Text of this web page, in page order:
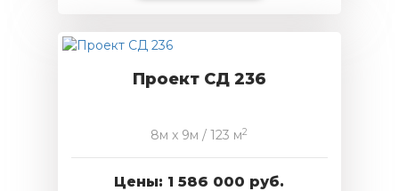
Проект СД 236
8м x 9м / 123 м2
Цены: 1 586 000 руб.